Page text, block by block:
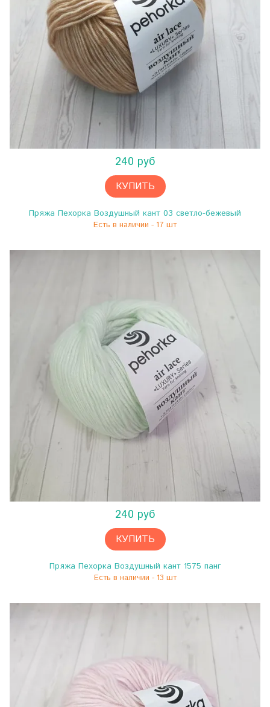
240 руб
КУПИТЬ
Пряжа Пехорка Воздушный кант 03 светло-бежевый
Есть в наличии - 17 шт
240 руб
КУПИТЬ
Пряжа Пехорка Воздушный кант 1575 панг
Есть в наличии - 13 шт